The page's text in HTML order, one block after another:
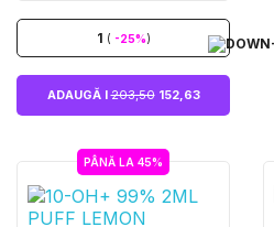
1 ( -25%)
ADAUGĂ I203,50152,63
PÂNĂ LA 45%